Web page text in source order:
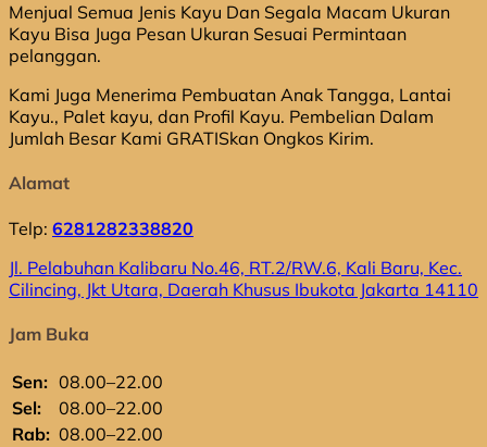
Menjual Semua Jenis Kayu Dan Segala Macam Ukuran
Kayu Bisa Juga Pesan Ukuran Sesuai Permintaan
pelanggan.
Kami Juga Menerima Pembuatan Anak Tangga, Lantai
Kayu., Palet kayu, dan Profil Kayu. Pembelian Dalam
Jumlah Besar Kami GRATISkan Ongkos Kirim.
Alamat
Telp: 6281282338820
Jl. Pelabuhan Kalibaru No.46, RT.2/RW.6, Kali Baru, Kec.
Cilincing, Jkt Utara, Daerah Khusus Ibukota Jakarta 14110
Jam Buka
Sen: 08.00–22.00
Sel:
08.00–22.00
Rab: 08.00–22.00